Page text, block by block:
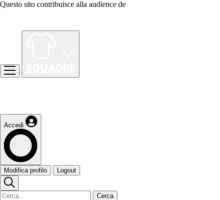
Questo sito contribuisce alla audience de
Accedi
Modifica profilo Logout
Cerca